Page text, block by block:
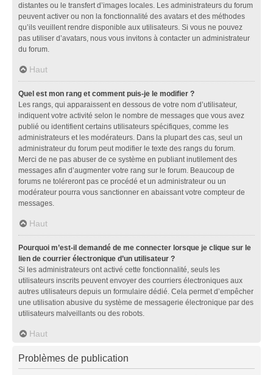
distantes ou le transfert d’images locales. Les administrateurs du forum
peuvent activer ou non la fonctionnalité des avatars et des méthodes
qu’ils veuillent rendre disponible aux utilisateurs. Si vous ne pouvez
pas utiliser d’avatars, nous vous invitons à contacter un administrateur
du forum.
Haut
Quel est mon rang et comment puis-je le modifier ?
Les rangs, qui apparaissent en dessous de votre nom d’utilisateur,
indiquent votre activité selon le nombre de messages que vous avez
publié ou identifient certains utilisateurs spécifiques, comme les
administrateurs et les modérateurs. Dans la plupart des cas, seul un
administrateur du forum peut modifier le texte des rangs du forum.
Merci de ne pas abuser de ce système en publiant inutilement des
messages afin d’augmenter votre rang sur le forum. Beaucoup de
forums ne toléreront pas ce procédé et un administrateur ou un
modérateur pourra vous sanctionner en abaissant votre compteur de
messages.
Haut
Pourquoi m’est-il demandé de me connecter lorsque je clique sur le
lien de courrier électronique d’un utilisateur ?
Si les administrateurs ont activé cette fonctionnalité, seuls les
utilisateurs inscrits peuvent envoyer des courriers électroniques aux
autres utilisateurs depuis un formulaire dédié. Cela permet d’empêcher
une utilisation abusive du système de messagerie électronique par des
utilisateurs malveillants ou des robots.
Haut
Problèmes de publication